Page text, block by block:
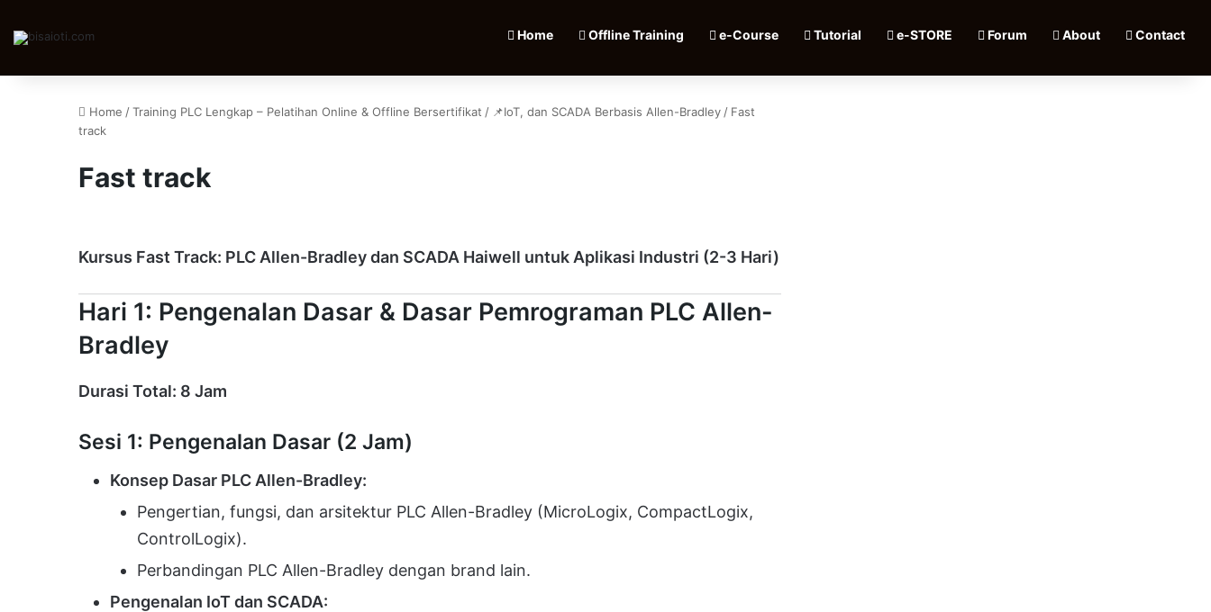
Home Offline Training e-Course Tutorial e-STORE Forum About Contact
Home /Training PLC Lengkap – Pelatihan Online & Offline Bersertifikat / 📌IoT, dan SCADA Berbasis Allen-Bradley / Fast
track
Fast track
Kursus Fast Track: PLC Allen-Bradley dan SCADA Haiwell untuk Aplikasi Industri (2-3 Hari)
Hari 1: Pengenalan Dasar & Dasar Pemrograman PLC Allen-
Bradley
Durasi Total: 8 Jam
Sesi 1: Pengenalan Dasar (2 Jam)
Konsep Dasar PLC Allen-Bradley:
Pengertian, fungsi, dan arsitektur PLC Allen-Bradley (MicroLogix, CompactLogix,
ControlLogix).
Perbandingan PLC Allen-Bradley dengan brand lain.
Pengenalan IoT dan SCADA: